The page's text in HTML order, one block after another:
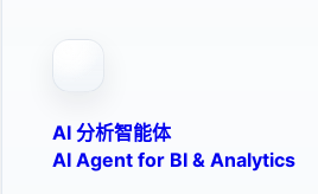
AI 分析智能体
AI Agent for BI & Analytics